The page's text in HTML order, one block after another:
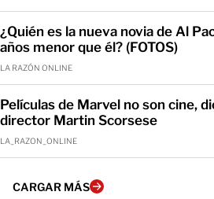
¿Quién es la nueva novia de Al
años menor que él? (FOTOS)
LA RAZÓN ONLINE
Películas de Marvel no son cine,
director Martin Scorsese
LA_RAZON_ONLINE
CARGAR MÁS